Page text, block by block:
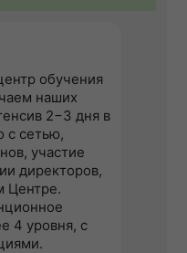
обучения
наших
2−3 дня в
с сетью,
участие
директоров,
Центре.
4 уровня, с